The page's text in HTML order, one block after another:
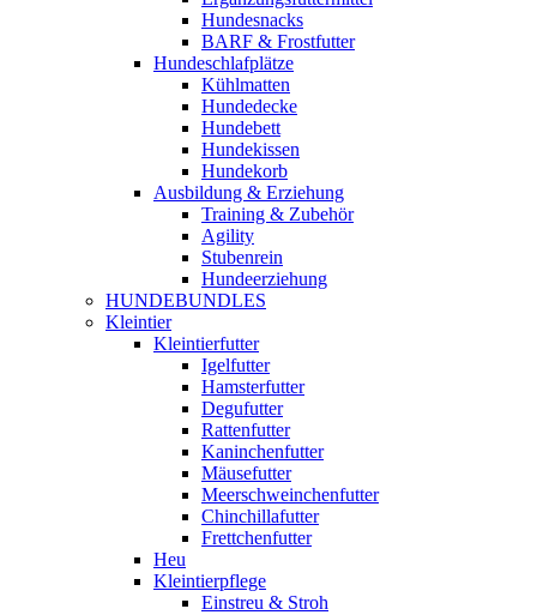
Hundesnacks
BARF & Frostfutter
Hundeschlafplätze
Kühlmatten
Hundedecke
Hundebett
Hundekissen
Hundekorb
Ausbildung & Erziehung
Training & Zubehör
Agility
Stubenrein
Hundeerziehung
HUNDEBUNDLES
Kleintier
Kleintierfutter
Igelfutter
Hamsterfutter
Degufutter
Rattenfutter
Kaninchenfutter
Mäusefutter
Meerschweinchenfutter
Chinchillafutter
Frettchenfutter
Heu
Kleintierpflege
Einstreu & Stroh